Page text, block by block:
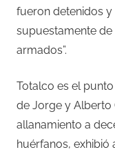
fueron detenidos
supuestamente de
armados”.
Totalco es el
de Jorge y Alberto
allanamiento a
huérfanos, exhibió